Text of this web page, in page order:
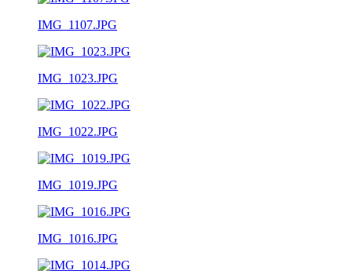
IMG_1107.JPG
IMG_1023.JPG
IMG_1022.JPG
IMG_1019.JPG
IMG_1016.JPG